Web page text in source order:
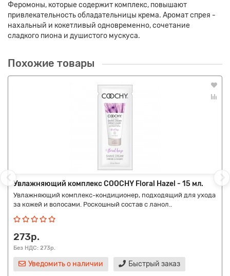
Феромоны, которые содержит комплекс, повышают
привлекательность обладательницы крема. Аромат спрея -
нахальный и кокетливый одновременно, сочетание
сладкого пиона и душистого мускуса.
Похожие товары
Увлажняющий комплекс COOCHY Floral Hazel - 15 мл.
Увлажняющий комплекс-кондиционер, подходящий для ухода
за кожей и волосами. Роскошный состав с ланол..
273р.
Без НДС: 273р.
Уведомить о наличии Быстрый заказ